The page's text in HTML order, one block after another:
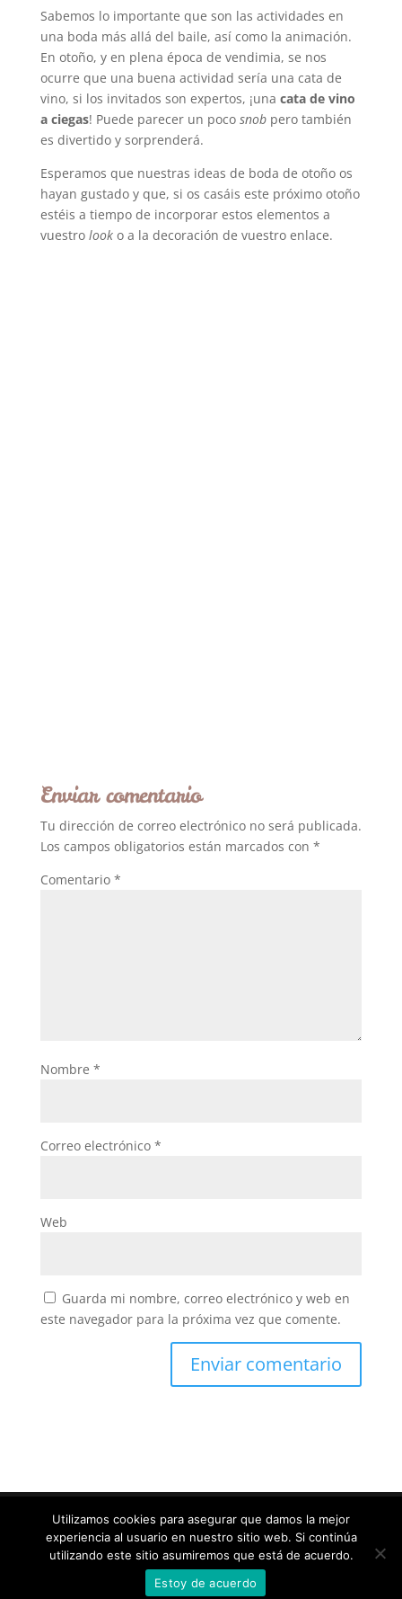
Sabemos lo importante que son las actividades en
una boda más allá del baile, así como la animación.
En otoño, y en plena época de vendimia, se nos
ocurre que una buena actividad sería una cata de
vino, si los invitados son expertos, ¡una cata de vino
a ciegas! Puede parecer un poco snobpero también
es divertido y sorprenderá.
Esperamos que nuestras ideas de boda de otoño os
hayan gustado y que, si os casáis este próximo otoño
estéis a tiempo de incorporar estos elementos a
vuestro looko a la decoración de vuestro enlace.
Enviar comentario
Tu dirección de correo electrónico no será publicada.
Los campos obligatorios están marcados con *
Comentario *
Nombre *
Correo electrónico *
Web
Guarda mi nombre, correo electrónico y web en
este navegador para la próxima vez que comente.
Diseñado porElegant Themes | Desarrollado por
WordPress
Utilizamos cookies para asegurar que damos la mejor
experiencia al usuario en nuestro sitio web. Si continúa
utilizando este sitio asumiremos que está de acuerdo.
Estoy de acuerdo